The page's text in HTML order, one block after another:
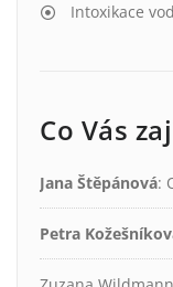
Intoxikace
Co Vás
Jana Štěpánová:
Petra